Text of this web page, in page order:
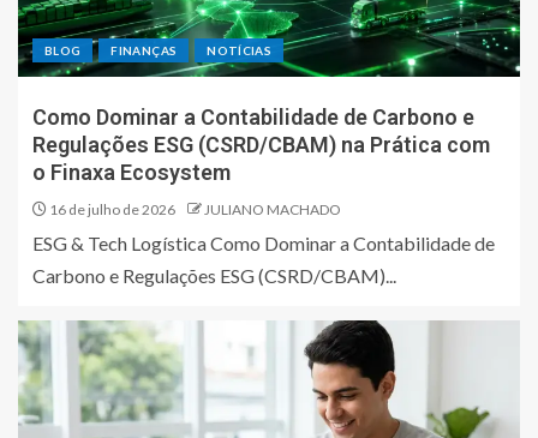
BLOG FINANÇAS NOTÍCIAS
Como Dominar a Contabilidade de Carbono e
Regulações ESG (CSRD/CBAM) na Prática com
o Finaxa Ecosystem
16 de julho de 2026 JULIANO MACHADO
ESG & Tech Logística Como Dominar a Contabilidade de
Carbono e Regulações ESG (CSRD/CBAM)...